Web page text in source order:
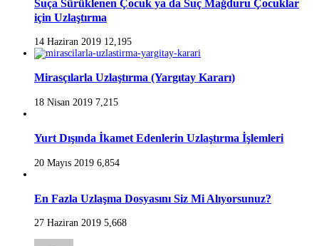
Suça Sürüklenen Çocuk ya da Suç Mağduru Çocuklar
için Uzlaştırma
14 Haziran 2019 12,195
Mirasçılarla Uzlaştırma (Yargıtay Kararı)
18 Nisan 2019 7,215
Yurt Dışında İkamet Edenlerin Uzlaştırma İşlemleri
20 Mayıs 2019 6,854
En Fazla Uzlaşma Dosyasını Siz Mi Alıyorsunuz?
27 Haziran 2019 5,668